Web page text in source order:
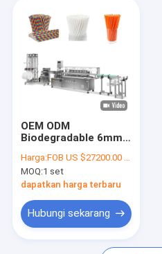
Produk
Tur Pabrik
Berita
Mesin Pembuat Piala Kertas
OEM ODM
Biodegradable 6mm
Machines Untuk
Minuman
Harga:FOB US $27200.00 - 27300.00 / Set
MOQ:1 set
dapatkan harga terbaru
Hubungi sekarang